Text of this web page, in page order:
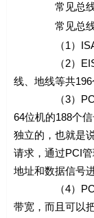
常见总
常见总线
（1）ISA总线
（2）EISA总
线、地线等共196
（3）PCI总线
64位机的188个
独立的，也就是
请求，通过PCI
地址和数据信号
（4）PCI
带宽，而且可以